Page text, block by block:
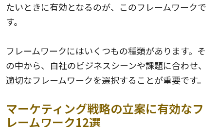
たいときに有効となるのが、このフレームワークで
す。
フレームワークにはいくつもの種類があります。そ
の中から、自社のビジネスシーンや課題に合わせ、
適切なフレームワークを選択することが重要です。
マーケティング戦略の立案に有効なフ
レームワーク12選